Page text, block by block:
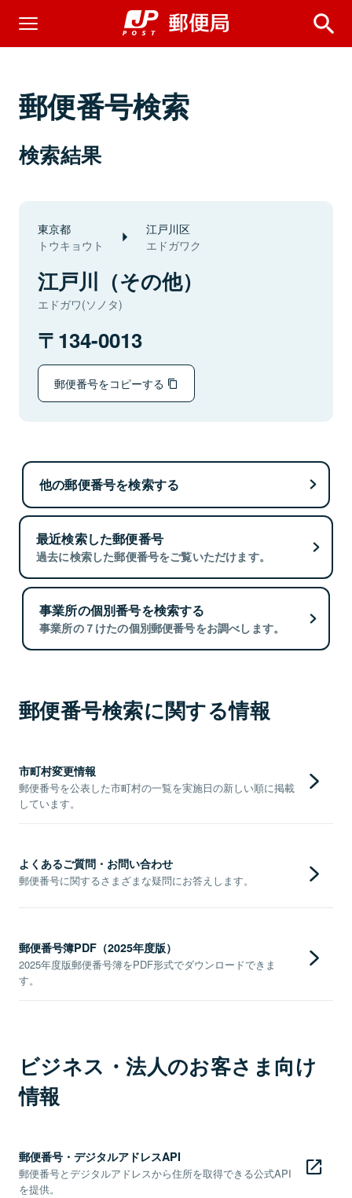
郵便番号検索
検索結果
東京都
トウキョウト
江戸川区
エドガワク
江戸川（その他）
エドガワ(ソノタ)
134-0013
郵便番号をコピーする
他の郵便番号を検索する
最近検索した郵便番号
過去に検索した郵便番号をご覧いただけます。
事業所の個別番号を検索する
事業所の７けたの個別郵便番号をお調べします。
郵便番号検索に関する情報
市町村変更情報
郵便番号を公表した市町村の一覧を実施日の新しい順に掲載
しています。
よくあるご質問・お問い合わせ
郵便番号に関するさまざまな疑問にお答えします。
郵便番号簿PDF（2025年度版）
2025年度版郵便番号簿をPDF形式でダウンロードできま
す。
ビジネス・法人のお客さま向け
情報
郵便番号・デジタルアドレスAPI
郵便番号とデジタルアドレスから住所を取得できる公式API
を提供。